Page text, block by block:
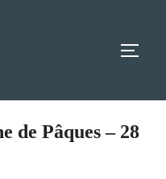
de Pâques – 28